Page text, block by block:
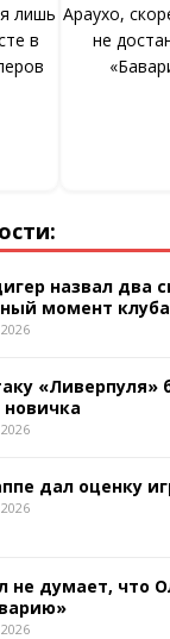
лишь
в
Араухо,
не
назвал два
момент клуба
новичка
дал оценку
не думает, что